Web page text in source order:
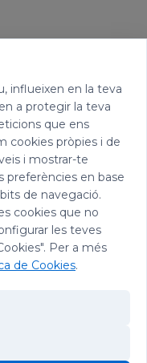
influeixen en la teva
a protegir la teva
que ens
cookies pròpies i de
i mostrar-te
preferències en base
de navegació.
cookies que no
les teves
Per a més
de Cookies.